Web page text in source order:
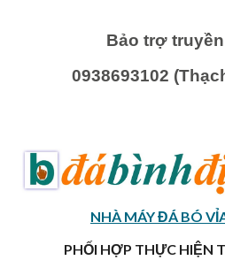
Bảo trợ
0938693102
NHÀ MÁY ĐÁ BÓ
PHỐI HỢP THỰC HIỆN